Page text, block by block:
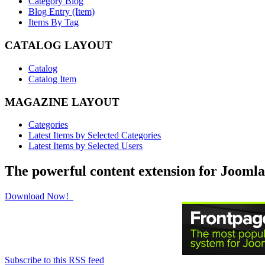
Blog Entry (Item)
Items By Tag
CATALOG LAYOUT
Catalog
Catalog Item
MAGAZINE LAYOUT
Categories
Latest Items by Selected Categories
Latest Items by Selected Users
The powerful content extension for
Download Now!
Subscribe to this RSS feed